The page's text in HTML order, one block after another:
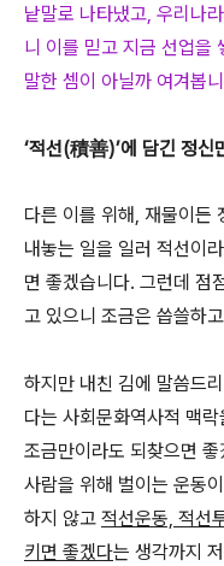
낱말로 나타냈고, 우리나
니 이를 믿고 지금 선업을
말한 셈이 아닐까 여겨봅
‘적선(積善)’에 담긴 정신
다른 이를 위해, 재물이든
내놓는 일을 일러 적선이
면 좋겠습니다. 그런데 점
고 있으니 조금은 씁쓸하
하지만 내친 김에 말씀드
다는 사회문화역사적 맥
조금만이라도 되찾으면
사람을 위해 벌이는 운동
하지 않고 적선운동, 적선
키면 좋겠다는 생각까지